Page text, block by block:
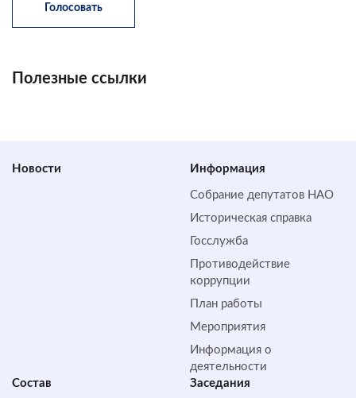
Полезные ссылки
Новости Информация
Собрание депутатов НАО
Историческая справка
Госслужба
Противодействие
коррупции
План работы
Мероприятия
Информация о
деятельности
Состав
Заседания